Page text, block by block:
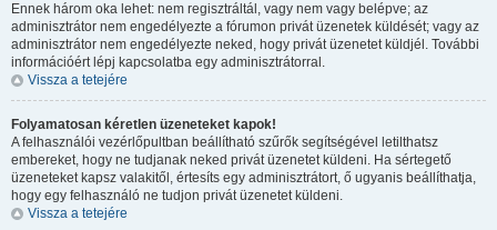
Ennek három oka lehet: nem regisztráltál, vagy nem vagy belépve; az
adminisztrátor nem engedélyezte a fórumon privát üzenetek küldését; vagy az
adminisztrátor nem engedélyezte neked, hogy privát üzenetet küldjél. További
információért lépj kapcsolatba egy adminisztrátorral.
Vissza a tetejére
Folyamatosan kéretlen üzeneteket kapok!
A felhasználói vezérlőpultban beállítható szűrők segítségével letilthatsz
embereket, hogy ne tudjanak neked privát üzenetet küldeni. Ha sértegető
üzeneteket kapsz valakitől, értesíts egy adminisztrátort, ő ugyanis beállíthatja,
hogy egy felhasználó ne tudjon privát üzenetet küldeni.
Vissza a tetejére